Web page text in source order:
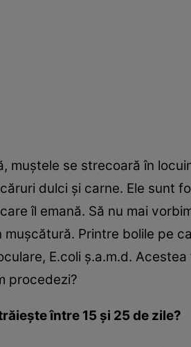
muștele se strecoară în
dulci și carne. Ele sunt
îl emană. Să nu mai
mușcătură. Printre bolile pe
E.coli ș.a.m.d.
procedezi?
între 15 și 25 de zile?